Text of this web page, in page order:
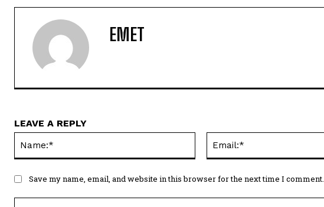
EMET
LEAVE A REPLY
Save my name, email, and website in this browser for the next time I comment.